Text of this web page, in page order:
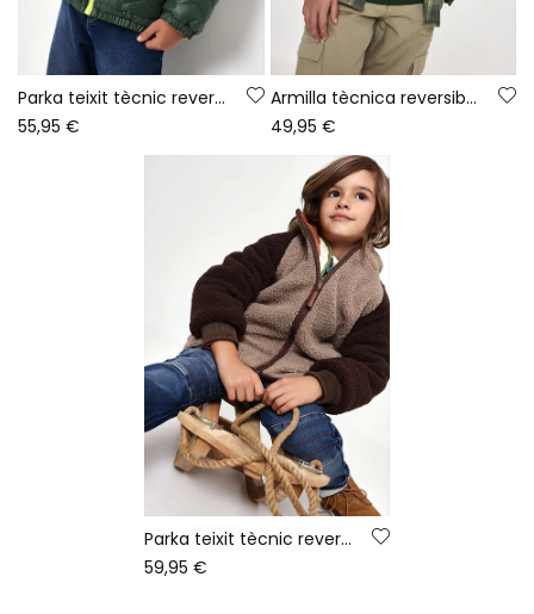
Parka teixit tècnic reversible nen verd
55,95 €
Armilla tècnica reversible nen verd
49,95 €
Parka teixit tècnic reversible nen marró
59,95 €